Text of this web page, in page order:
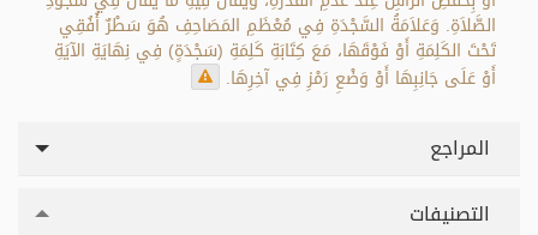
الصَّلاَةِ. وَعَلاَمَةُ السَّجْدَةِ فِي مُعْظَمِ المَصَاحِفِ هُوَ سَطْرٌ أُفُقِي
تَحْتَ الكَلِمَةِ أَوْ فَوْقَهَا، مَعَ كِتَابَةِ كَلِمَةِ (سَجْدَةٍ) فِي نِهَايَةِ الآيَةِ
أَوْ عَلَى جَانِبِهَا أَوْ وَضْعِ رَمْزِ فِي آخِرِهَا.
المراجع
التصنيفات